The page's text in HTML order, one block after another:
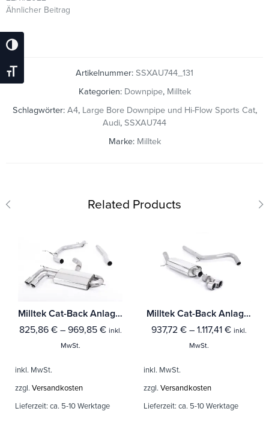
Umschalten Auf Hohe Kontraste
Schrift Vergrößern
Ähnlicher Beitrag
Artikelnummer: SSXAU744_131
Kategorien: Downpipe, Milltek
Schlagwörter: A4, Large Bore Downpipe und Hi-Flow Sports Cat,
Audi, SSXAU744
Marke: Milltek
Related Products
Milltek Cat-Back Anlage Audi A3 1.8 TSI 2WD 3-Türer
825,86 €– 969,85 € inkl.
MwSt.
inkl. MwSt.
zzgl. Versandkosten
Lieferzeit: ca. 5-10 Werktage
Milltek Cat-Back Anlage Audi A1 1.4 TFSI S line 122PS
937,72 €– 1.117,41 € inkl.
MwSt.
inkl. MwSt.
zzgl. Versandkosten
Lieferzeit: ca. 5-10 Werktage